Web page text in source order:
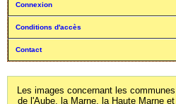
Connexion
Conditions d'accès
Contact
Les images concernant les communes
de l'Aube, la Marne, la Haute Marne et